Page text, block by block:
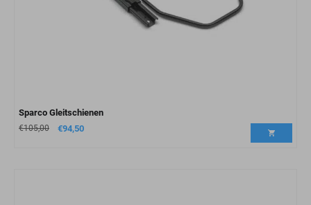
Sparco Gleitschienen
€105,00 €94,50